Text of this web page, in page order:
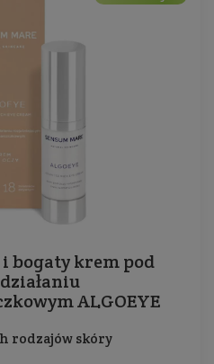
bogaty krem pod
ALGOEYE
rodzajów skóry